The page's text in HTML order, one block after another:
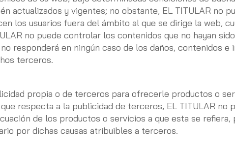
actualizados y vigentes; no obstante, EL TITULAR no
los usuarios fuera del ámbito al que se dirige la web,
no puede controlar los contenidos que no hayan
responderá en ningún caso de los daños, contenidos e
terceros.
propia o de terceros para ofrecerle productos o
respecta a la publicidad de terceros, EL TITULAR no
de los productos o servicios a que esta se
por dichas causas atribuibles a terceros.